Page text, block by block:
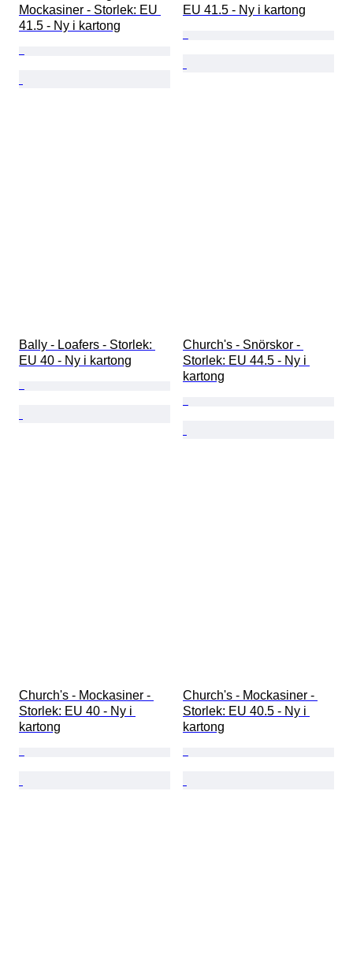
Mockasiner - Storlek: EU
41.5 - Ny i kartong
EU 41.5 - Ny i kartong
Bally - Loafers - Storlek:
EU 40 - Ny i kartong
Church's - Snörskor -
Storlek: EU 44.5 - Ny i
kartong
Church's - Mockasiner -
Storlek: EU 40 - Ny i
kartong
Church's - Mockasiner -
Storlek: EU 40.5 - Ny i
kartong